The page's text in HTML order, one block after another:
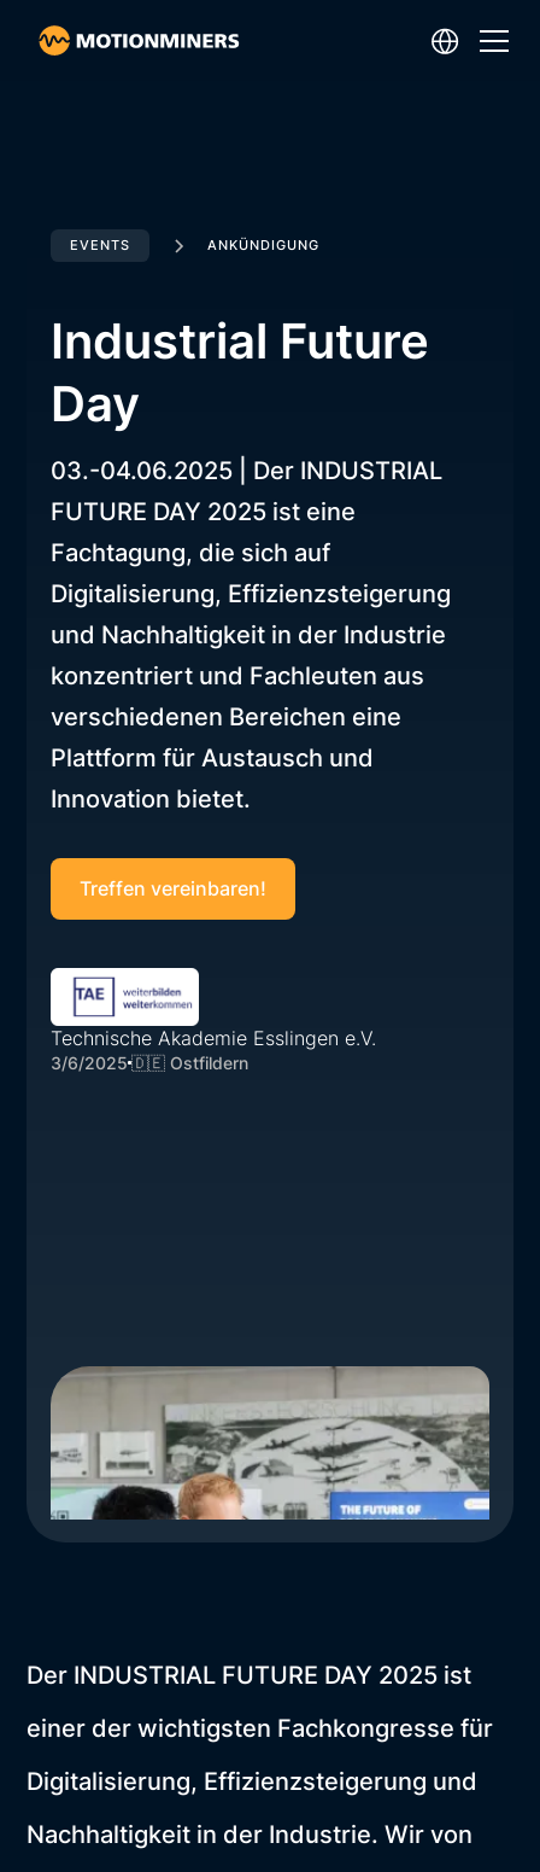
EVENTS ANKÜNDIGUNG
Industrial Future
Day
03.-04.06.2025 | Der INDUSTRIAL
FUTURE DAY 2025 ist eine
Fachtagung, die sich auf
Digitalisierung, Effizienzsteigerung
und Nachhaltigkeit in der Industrie
konzentriert und Fachleuten aus
verschiedenen Bereichen eine
Plattform für Austausch und
Innovation bietet.
Treffen vereinbaren!
Technische Akademie Esslingen e.V.
3/6/2025 🇩🇪 Ostfildern
Der INDUSTRIAL FUTURE DAY 2025 ist
einer der wichtigsten Fachkongresse für
Digitalisierung, Effizienzsteigerung und
Nachhaltigkeit in der Industrie. Wir von